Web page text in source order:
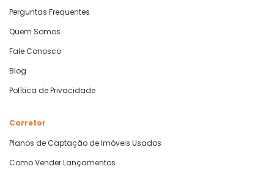
Perguntas Frequentes
Quem Somos
Fale Conosco
Blog
Política de Privacidade
Corretor
Planos de Captação de Imóveis Usados
Como Vender Lançamentos